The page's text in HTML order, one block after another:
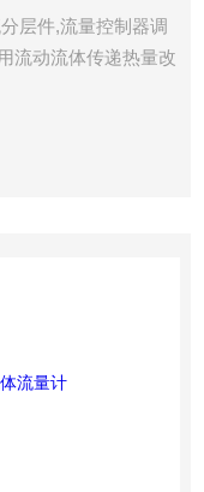
层件,流量控制器调
流动流体传递热量改